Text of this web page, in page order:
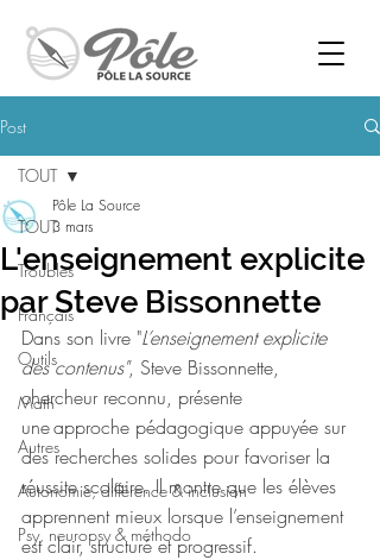
Post
TOUT
Troubles
Français
Outils
Math
Autres
Autonomie, différence & inclusion
Psy, neuropsy & méthodo
TOUT
L'enseignement explicite
par Steve Bissonnette
Pôle La Source
3 mars
Dans son livre "L’enseignement explicite
des contenus", Steve Bissonnette,
chercheur reconnu, présente
une approche pédagogique appuyée sur
des recherches solides pour favoriser la
réussite scolaire. Il montre que les élèves
apprennent mieux lorsque l’enseignement
est clair, structuré et progressif.